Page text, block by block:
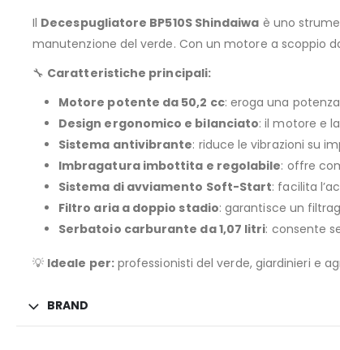
Il Decespugliatore BP510S Shindaiwa è uno
manutenzione del verde. Con un motore a scoppio
🔧 Caratteristiche principali:
Motore potente da 50,2 cc: eroga una
Design ergonomico e bilanciato: il motore e
Sistema antivibrante: riduce le vibrazioni su
Imbragatura imbottita e regolabile: offre
Sistema di avviamento Soft-Start: facilita
Filtro aria a doppio stadio: garantisce un
Serbatoio carburante da 1,07 litri: consente
💡 Ideale per:professionisti del verde, giardinieri e
BRAND